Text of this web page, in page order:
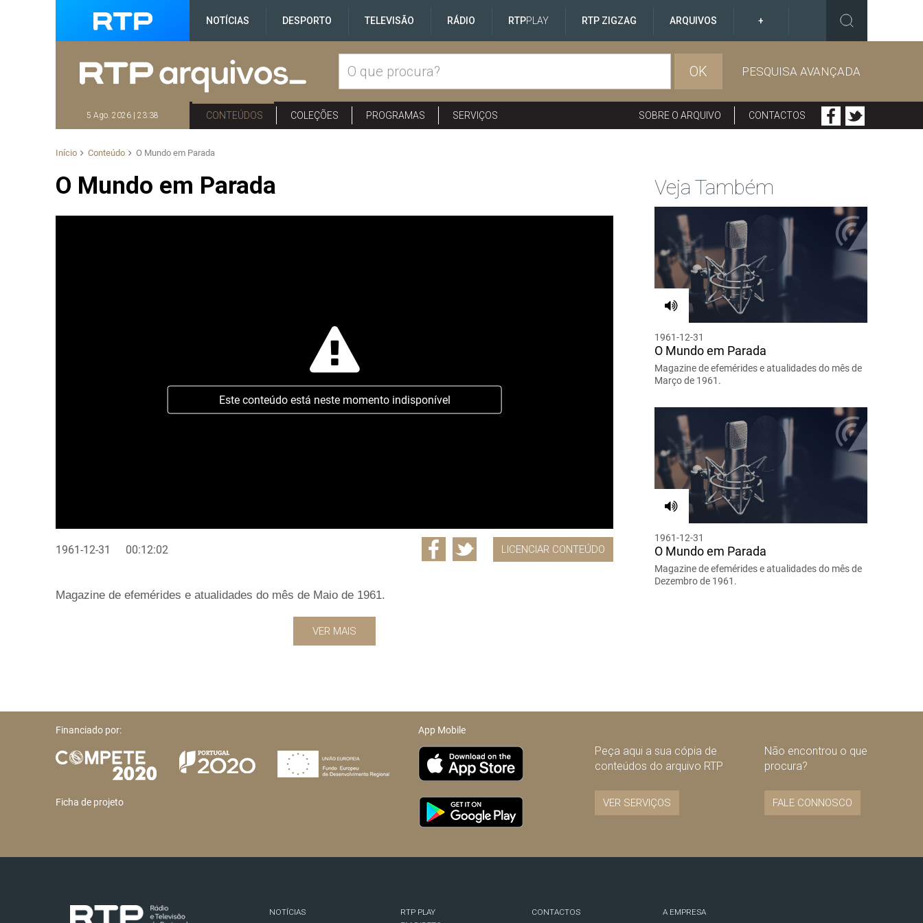
NOTÍCIAS DESPORTO TELEVISÃO RÁDIO RTPPLAY RTP ZIGZAG ARQUIVOS +
OK PESQUISA AVANÇADA
5 Ago. 2026 | 23:38 CONTEÚDOS COLEÇÕES PROGRAMAS SERVIÇOS SOBRE O ARQUIVO CONTACTOS
Início Conteúdo O Mundo em Parada
O Mundo em Parada
Este conteúdo está neste momento indisponível
1961-12-31 00:12:02 LICENCIAR CONTEÚDO
Magazine de efemérides e atualidades do mês de Maio de 1961.
VER MAIS
Veja Também
1961-12-31
O Mundo em Parada
Magazine de efemérides e atualidades do mês de
Março de 1961.
1961-12-31
O Mundo em Parada
Magazine de efemérides e atualidades do mês de
Dezembro de 1961.
Financiado por:
Ficha de projeto
App Mobile
Peça aqui a sua cópia de
conteúdos do arquivo RTP
VER SERVIÇOS
Não encontrou o que
procura?
FALE CONNOSCO
NOTÍCIAS
RTP PLAY
CONTACTOS
A EMPRESA